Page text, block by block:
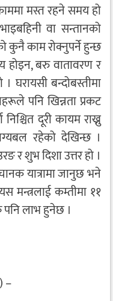
मस्त रहने समय हो
वा सन्तानको
कुनै काम रोक्नुपर्ने हुन्छ
होइन, बरु वातावरण र
। घरायसी बन्दोबस्तीमा
पनि खिन्नता प्रकट
दूरी कायम राख्नु
रहेको देखिन्छ ।
र शुभ दिशा उत्तर हो ।
यात्रामा जानुछ भने
मन्त्रलाई कम्तीमा ११
पनि लाभ हुनेछ ।
–